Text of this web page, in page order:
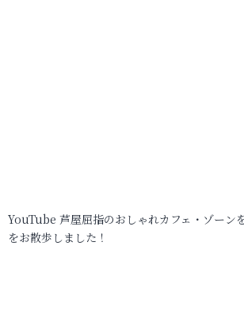
YouTube 芦屋屈指のおしゃれカフェ・ゾーン
をお散歩しました！